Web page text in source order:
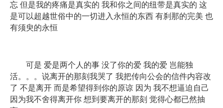
忘 但是我的疼痛是真实的 我和你之间的纽带是真实的 这
是可以超越世俗中的一切进入永恒的东西 有刹那的完美 也
有须臾的永恒
可是 爱是两个人的事 没了你的爱 我的爱 岂能独
活。。。说离开的那刻我哭了 我把传向公会的信件内容改
了 不是离开 而是希望得到你的原谅 因为 我不想逼迫自己
因为我不舍得离开你 想到要离开的那刻 觉得心都已然抽